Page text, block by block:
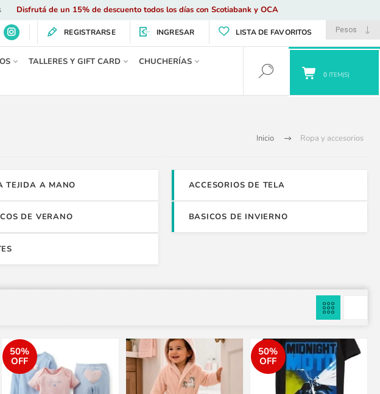
Disfrutá de un 15% de descuento todos los días con Scotiabank y OCA
REGISTRARSE INGRESAR LISTA DE FAVORITOS
TALLERES Y GIFT CARD
CHUCHERÍAS
0 ITEM(S)
Inicio Ropa y accesorios
TEJIDA A MANO ACCESORIOS DE TELA
DE VERANO BASICOS DE INVIERNO
50%
OFF
50%
OFF